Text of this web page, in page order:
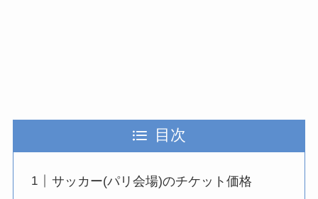
目次
サッカー(パリ会場)のチケット価格